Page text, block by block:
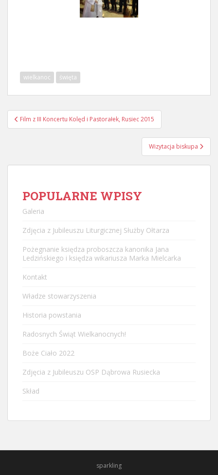
wielkanoc święta
Nawigacja
postu
Film z III Koncertu Kolęd i Pastorałek, Rusiec 2015
Wizytacja biskupa
POPULARNE WPISY
Galeria
Zdjęcia z Jubileuszu Liturgicznej Służby Ołtarza
Pożegnanie księdza proboszcza kanonika Jana
Ledzińskiego i księdza wikariusza Marka Mielcarka
Kontakt
Władze stowarzyszenia
Historia powstania
Radosnych Świąt Wielkanocnych!
Boże Ciało 2022
Zdjęcia z Jubileuszu OSP Dąbrowa Rusiecka
Skład
sparkling